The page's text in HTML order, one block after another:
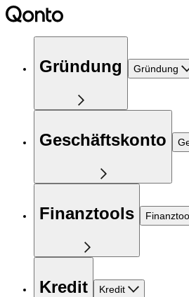
Gründung Gründung
Geschäftskonto
Finanztools
Kredit Kredit